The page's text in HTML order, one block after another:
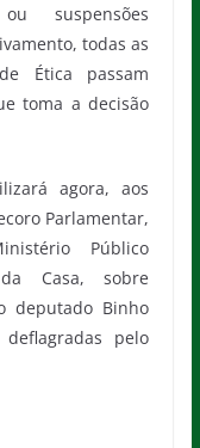
suspensões
todas as
Ética passam
toma a decisão
agora, aos
Parlamentar,
Público
Casa, sobre
deputado Binho
pelo